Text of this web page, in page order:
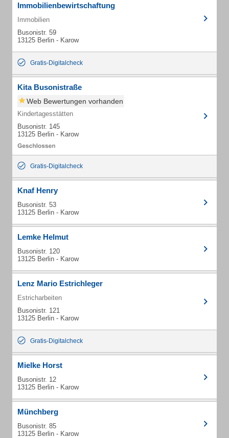
Immobilienbewirtschaftung
Immobilien
Busonistr. 59
13125 Berlin - Karow
Gratis-Digitalcheck
Kita Busonistraße
Web Bewertungen vorhanden
Kindertagesstätten
Busonistr. 145
13125 Berlin - Karow
Gratis-Digitalcheck
Knaf Henry
Busonistr. 53
13125 Berlin - Karow
Lemke Helmut
Busonistr. 120
13125 Berlin - Karow
Lenz Mario Estrichleger
Estricharbeiten
Busonistr. 121
13125 Berlin - Karow
Gratis-Digitalcheck
Mielke Horst
Busonistr. 12
13125 Berlin - Karow
Münchberg
Busonistr. 85
13125 Berlin - Karow